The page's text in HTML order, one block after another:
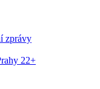
zprávy
22+